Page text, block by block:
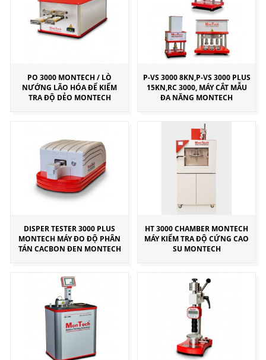
PO 3000 MONTECH / LÒ
NƯỚNG LÃO HÓA ĐỂ KIỂM
TRA ĐỘ DẺO MONTECH
P-VS 3000 8KN,P-VS 3000 PLUS
15KN,RC 3000, MÁY CẮT MẪU
ĐA NĂNG MONTECH
DISPER TESTER 3000 PLUS
MONTECH MÁY ĐO ĐỘ PHÂN
TÁN CACBON ĐEN MONTECH
HT 3000 CHAMBER MONTECH
MÁY KIỂM TRA ĐỘ CỨNG CAO
SU MONTECH